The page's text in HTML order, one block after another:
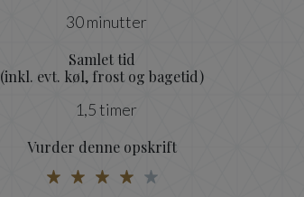
30 minutter
Samlet tid
(inkl. evt. køl, frost og bagetid)
1,5 timer
Vurder denne opskrift